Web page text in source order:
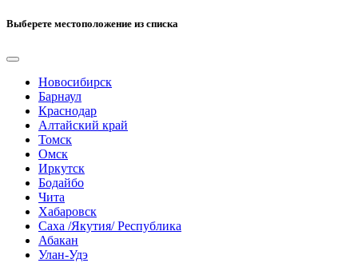
Выберете местоположение из списка
Новосибирск
Барнаул
Краснодар
Алтайский край
Томск
Омск
Иркутск
Бодайбо
Чита
Хабаровск
Саха /Якутия/ Республика
Абакан
Улан-Удэ